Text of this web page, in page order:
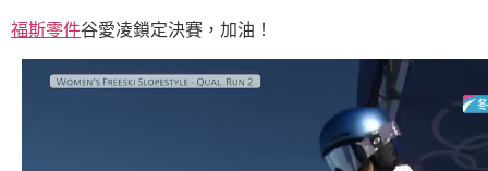
福斯零件谷愛凌鎖定決賽，加油！